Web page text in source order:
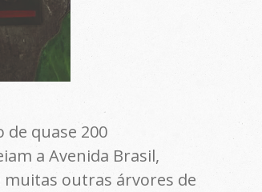
quase 200
a Avenida Brasil,
muitas outras árvores de